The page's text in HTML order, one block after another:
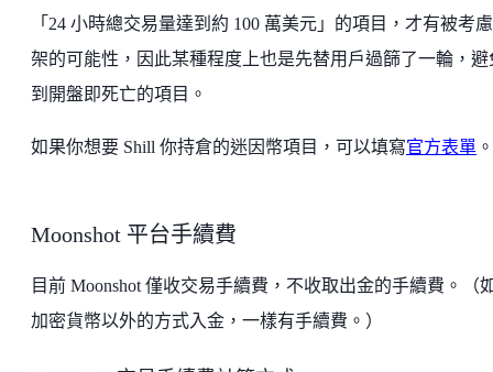
「24 小時總交易量達到約 100 萬美元」的項目，才有被考
架的可能性，因此某種程度上也是先替用戶過篩了一輪，避
到開盤即死亡的項目。
如果你想要 Shill 你持倉的迷因幣項目，可以填寫官方表單 。
Moonshot 平台手續費
目前 Moonshot 僅收交易手續費，不收取出金的手續費。（
加密貨幣以外的方式入金，一樣有手續費。）